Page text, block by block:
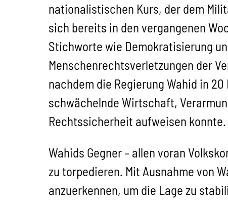
nationalistischen Kurs, der dem
sich bereits in den vergangenen
Stichworte wie Demokratisierung
Menschenrechtsverletzungen der
nachdem die Regierung Wahid in
schwächelnde Wirtschaft,
Rechtssicherheit aufweisen konnte.
Wahids Gegner – allen voran
zu torpedieren. Mit Ausnahme von
anzuerkennen, um die Lage zu